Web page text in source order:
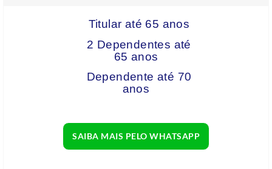
Titular até 65 anos
2 Dependentes até
65 anos
Dependente até 70
anos
SAIBA MAIS PELO WHATSAPP